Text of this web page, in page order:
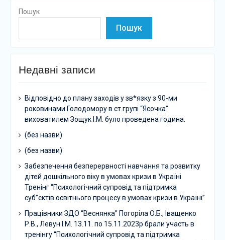
Пошук
Пошук
Недавні записи
Відповідно до плану заходів у зв*язку з 90-ми
роковинами Голодомору в ст.групі “Ясочка”
виховатилем Зощук І.М. було проведена година.
(без назви)
(без назви)
Забезпечення безперервності навчання та розвитку
дітей дошкільного віку в умовах кризи в Україні
Тренінг “Психологічний супровід та підтримка
суб”єктів освітнього процесу в умовах кризи в Україні”
Працівники ЗДО “Веснянка” Погоріла О.Б., Іващенко
Р.В., Левун І.М. 13.11. по 15.11.2023р брали участь в
тренінгу “Психологічний супровід та підтримка